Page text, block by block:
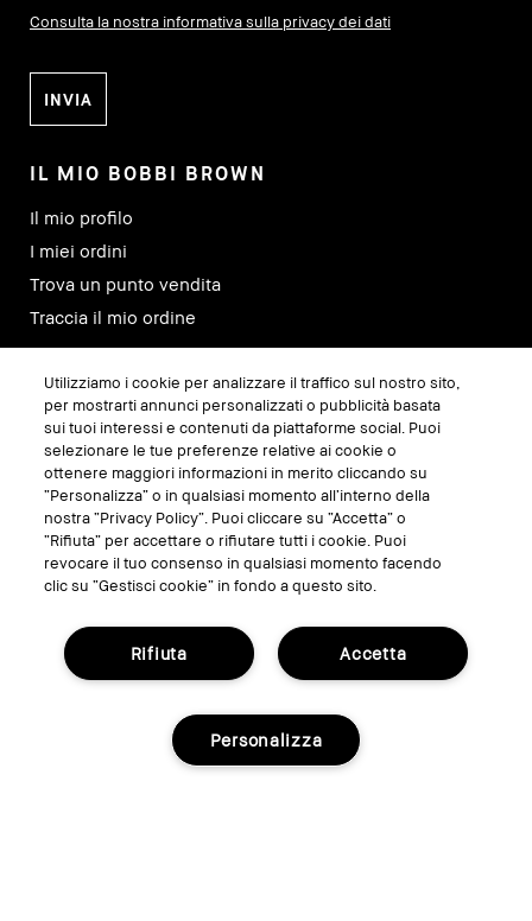
Consulta la nostra informativa sulla privacy dei dati
IL MIO BOBBI BROWN
Il mio profilo
I miei ordini
Trova un punto vendita
Traccia il mio ordine
SEGUICI SU
GESTISCI I COOKIE DEL SITO
INFORMATIVA SULLA PRIVACY
Utilizziamo i cookie per analizzare il traffico sul nostro sito,
per mostrarti annunci personalizzati o pubblicità basata
sui tuoi interessi e contenuti da piattaforme social. Puoi
selezionare le tue preferenze relative ai cookie o
ottenere maggiori informazioni in merito cliccando su
“Personalizza” o in qualsiasi momento all’interno della
nostra “Privacy Policy”. Puoi cliccare su “Accetta” o
“Rifiuta” per accettare o rifiutare tutti i cookie. Puoi
revocare il tuo consenso in qualsiasi momento facendo
clic su “Gestisci cookie” in fondo a questo sito.
Accetta
Rifiuta
Personalizza